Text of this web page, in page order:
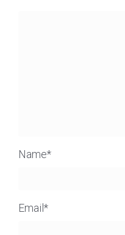
Name*
Email *